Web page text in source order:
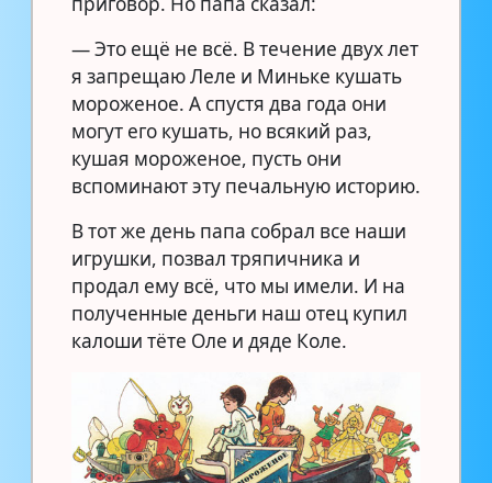
— Это ещё не всё. В течение двух лет
я запрещаю Леле и Миньке кушать
мороженое. А спустя два года они
могут его кушать, но всякий раз,
кушая мороженое, пусть они
вспоминают эту печальную историю.
В тот же день папа собрал все наши
игрушки, позвал тряпичника и
продал ему всё, что мы имели. И на
полученные деньги наш отец купил
калоши тёте Оле и дяде Коле.